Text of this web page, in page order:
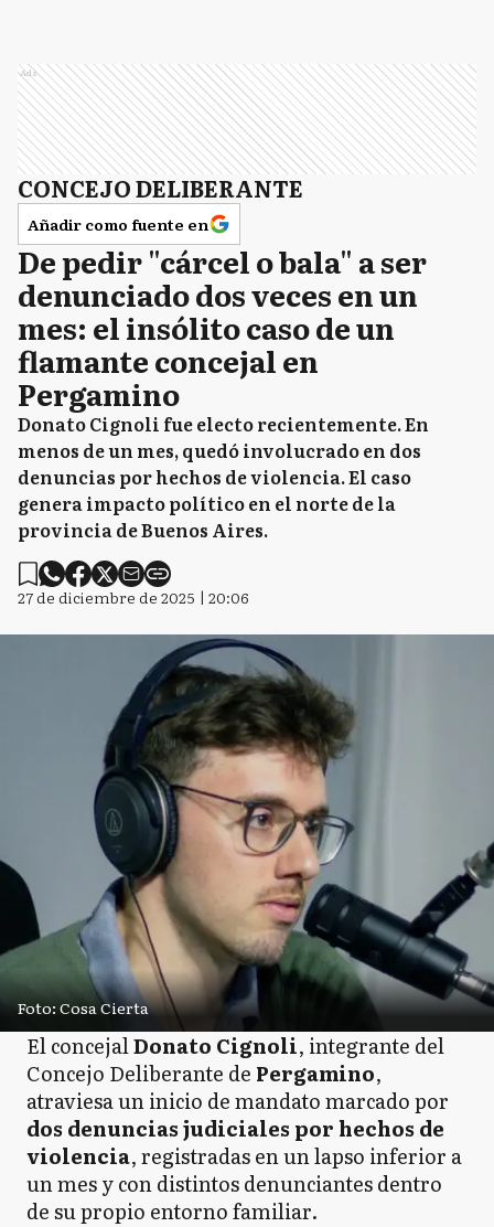
Ads
CONCEJO DELIBERANTE
Añadir como fuente en
De pedir "cárcel o bala" a ser
denunciado dos veces en un
mes: el insólito caso de un
flamante concejal en
Pergamino
Donato Cignoli fue electo recientemente. En
menos de un mes, quedó involucrado en dos
denuncias por hechos de violencia. El caso
genera impacto político en el norte de la
provincia de Buenos Aires.
27 de diciembre de 2025 | 20:06
Foto: Cosa Cierta
El concejalDonato Cignoli, integrante del
Concejo Deliberante de Pergamino,
atraviesa un inicio de mandato marcado por
dos denuncias judiciales por hechos de
violencia, registradas en un lapso inferior a
un mes y con distintos denunciantes dentro
de su propio entorno familiar.